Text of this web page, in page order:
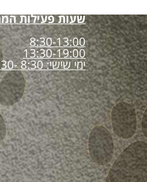
שעות פעילות
8:30-13:00
13:30-19:00
ימי שישי: 8:30 -13:30